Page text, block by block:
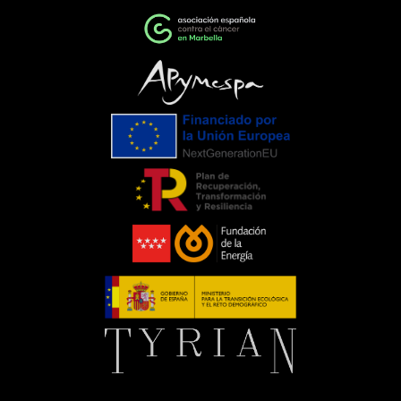
cambioEventos como la Gala de la AECC
ponen de manifiesto el importante
papel que pueden desempeñar las
empresas cuando unen esfuerzos en
torno a una causa común. La
colaboración entre entidades,
organizaciones y ciudadanía demuestra
que, trabajando juntos, es posible
generar un impacto que trasciende el
propio evento.Para C. de Salamanca,
participar en esta iniciativa supone
renovar nuestro compromiso con
aquellas acciones que mejoran la vida
de las personas y apoyan el trabajo de
entidades que, como la Asociación